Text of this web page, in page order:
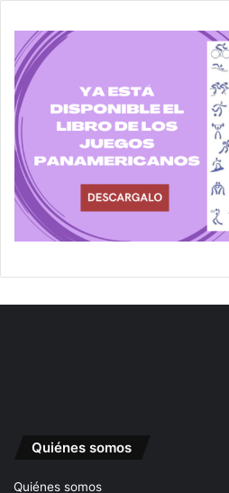
Quiénes somos
Quiénes somos